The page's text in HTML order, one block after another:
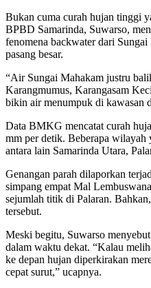
Bukan cuma curah hujan tinggi
BPBD Samarinda, Suwarso,
fenomena backwater dari
pasang besar.
“Air Sungai Mahakam justru
Karangmumus, Karangasam
bikin air menumpuk di kawasan
Data BMKG mencatat curah
mm per detik. Beberapa wilayah
antara lain Samarinda Utara,
Genangan parah dilaporkan
simpang empat Mal
sejumlah titik di Palaran.
tersebut.
Meski begitu, Suwarso
dalam waktu dekat. “Kalau
ke depan hujan diperkirakan
cepat surut,” ucapnya.